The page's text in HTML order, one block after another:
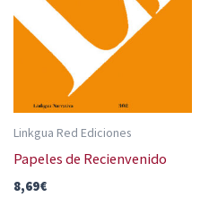
Linkgua Red Ediciones
Papeles de Recienvenido
8,69€